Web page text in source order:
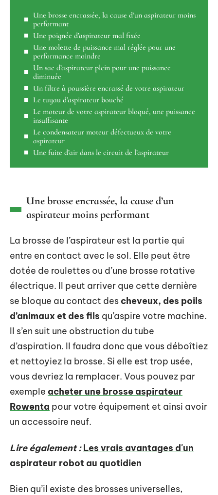
Une brosse encrassée, la cause d’un aspirateur moins
performant
Une poignée d’aspirateur mal fixée
Une molette de puissance mal réglée pour une
performance moindre
Un sac d’aspirateur plein pour une puissance
diminuée
Un filtre à poussière encrassé de votre aspirateur
Le tuyau d’aspirateur bouché
Le moteur de votre aspirateur bloqué, une puissance
insuffisante
Le condensateur moteur défectueux de votre
aspirateur
Une fuite d’air dans le circuit de l’aspirateur
Une brosse encrassée, la cause d’un
aspirateur moins performant
La brosse de l’aspirateur est la partie qui
entre en contact avec le sol. Elle peut être
dotée de roulettes ou d’une brosse rotative
électrique. Il peut arriver que cette dernière
se bloque au contact des cheveux, des poils
d’animaux et des fils qu’aspire votre machine.
Il s’en suit une obstruction du tube
d’aspiration. Il faudra donc que vous déboîtiez
et nettoyiez la brosse. Si elle est trop usée,
vous devriez la remplacer. Vous pouvez par
exemple acheter une brosse aspirateur
Rowenta pour votre équipement et ainsi avoir
un accessoire neuf.
Lire également : Les vrais avantages d'un
aspirateur robot au quotidien
Bien qu’il existe des brosses universelles,